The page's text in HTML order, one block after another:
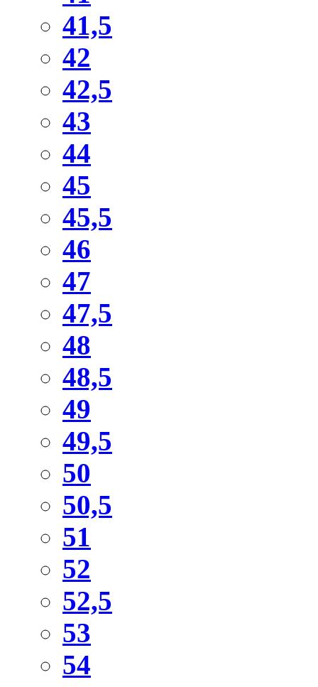
41,5
42
42,5
43
44
45
45,5
46
47
47,5
48
48,5
49
49,5
50
50,5
51
52
52,5
53
54